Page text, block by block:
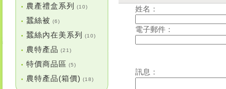
• 農產禮盒系列 (10)
• 蠶絲被 (6)
• 蠶絲內在美系列 (10)
• 農特產品 (21)
• 特價商品區 (5)
• 農特產品(箱價) (18)
姓名：
電子郵件：
訊息：